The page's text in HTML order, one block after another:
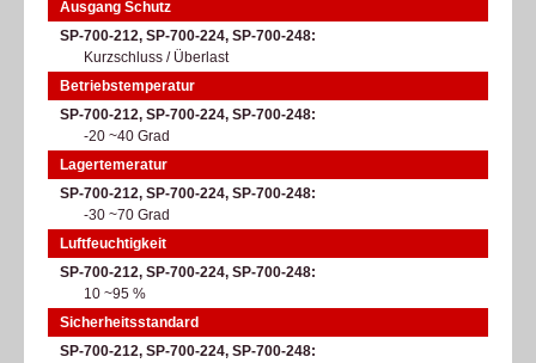
Ausgang Schutz
SP-700-212, SP-700-224, SP-700-248
Kurzschluss / Überlast
Betriebstemperatur
SP-700-212, SP-700-224, SP-700-248
-20 ~40 Grad
Lagertemeratur
SP-700-212, SP-700-224, SP-700-248
-30 ~70 Grad
Luftfeuchtigkeit
SP-700-212, SP-700-224, SP-700-248
10 ~95 %
Sicherheitsstandard
SP-700-212, SP-700-224, SP-700-248